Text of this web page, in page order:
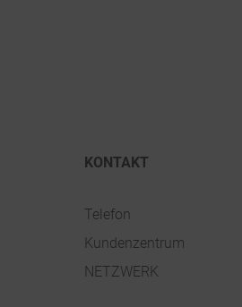
KONTAKT
Telefon
Kundenzentrum
NETZWERK